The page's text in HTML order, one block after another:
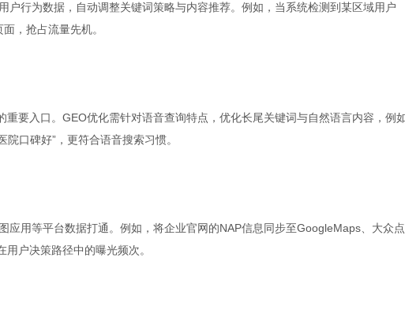
户行为数据，自动调整关键词策略与内容推荐。例如，当系统检测到某区域用户
，抢占流量先机。
重要入口。GEO优化需针对语音查询特点，优化长尾关键词与自然语言内容，例
口碑好”，更符合语音搜索习惯。
应用等平台数据打通。例如，将企业官网的NAP信息同步至GoogleMaps、大众
户决策路径中的曝光频次。